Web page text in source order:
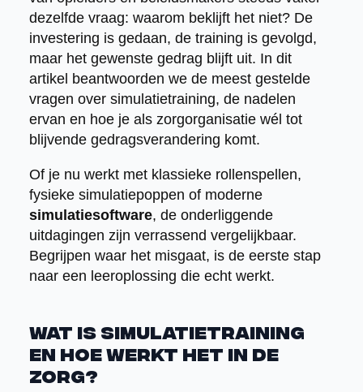
dezelfde vraag: waarom beklijft het niet? De
investering is gedaan, de training is gevolgd,
maar het gewenste gedrag blijft uit. In dit
artikel beantwoorden we de meest gestelde
vragen over simulatietraining, de nadelen
ervan en hoe je als zorgorganisatie wél tot
blijvende gedragsverandering komt.
Of je nu werkt met klassieke rollenspellen,
fysieke simulatiepoppen of moderne
simulatiesoftware, de onderliggende
uitdagingen zijn verrassend vergelijkbaar.
Begrijpen waar het misgaat, is de eerste stap
naar een leeroplossing die echt werkt.
Wat is simulatietraining
en hoe werkt het in de
zorg?